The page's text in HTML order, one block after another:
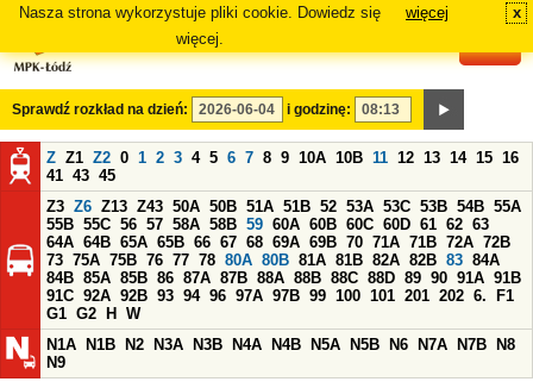
Nasza strona wykorzystuje pliki cookie. Dowiedz się
więcej.
więcej x
Sprawdź rozkład na dzień: i godzinę:
Z Z1 Z2 0 1 2 3 4 5 6 7 8 9 10A 10B 11 12 13 14 15 16
41 43 45
Z3 Z6 Z13 Z43 50A 50B 51A 51B 52 53A 53C 53B 54B 55A
55B 55C 56 57 58A 58B 59 60A 60B 60C 60D 61 62 63
64A 64B 65A 65B 66 67 68 69A 69B 70 71A 71B 72A 72B
73 75A 75B 76 77 78 80A 80B 81A 81B 82A 82B 83 84A
84B 85A 85B 86 87A 87B 88A 88B 88C 88D 89 90 91A 91B
91C 92A 92B 93 94 96 97A 97B 99 100 101 201 202 6.
F1
G1 G2 H
W
N1A
N1B N2 N3A N3B N4A N4B N5A N5B N6 N7A N7B
N8
N9